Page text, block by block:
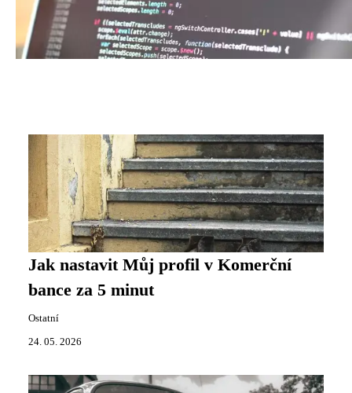
Jak nastavit Můj profil v Komerční
bance za 5 minut
Ostatní
24. 05. 2026